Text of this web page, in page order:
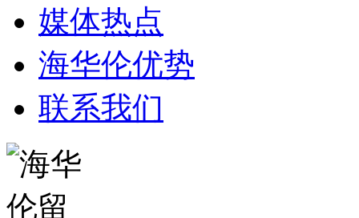
媒体热点
海华伦优势
联系我们